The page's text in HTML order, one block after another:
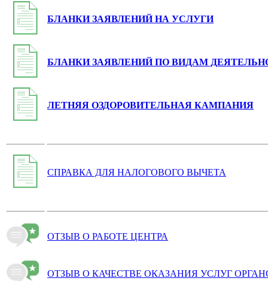
БЛАНКИ ЗАЯВЛЕНИЙ НА УСЛУГИ
БЛАНКИ ЗАЯВЛЕНИЙ ПО ВИДАМ
ЛЕТНЯЯ ОЗДОРОВИТЕЛЬНАЯ КАМПАНИЯ
СПРАВКА ДЛЯ НАЛОГОВОГО ВЫЧЕТА
ОТЗЫВ О РАБОТЕ ЦЕНТРА
ОТЗЫВ О КАЧЕСТВЕ ОКАЗАНИЯ УСЛУГ